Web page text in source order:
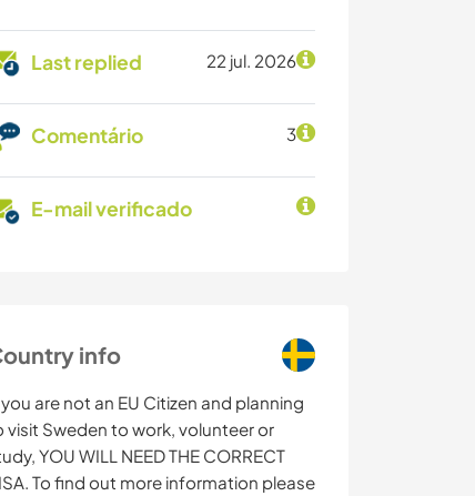
Last replied 22 jul. 2026
Comentário 3
E-mail verificado
info
are not an EU Citizen and planning
visit Sweden to work, volunteer or
YOU WILL NEED THE CORRECT
To find out more information please